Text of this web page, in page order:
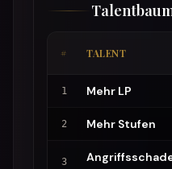
# TALENT
1 Mehr LP
2 Mehr Stufen
3